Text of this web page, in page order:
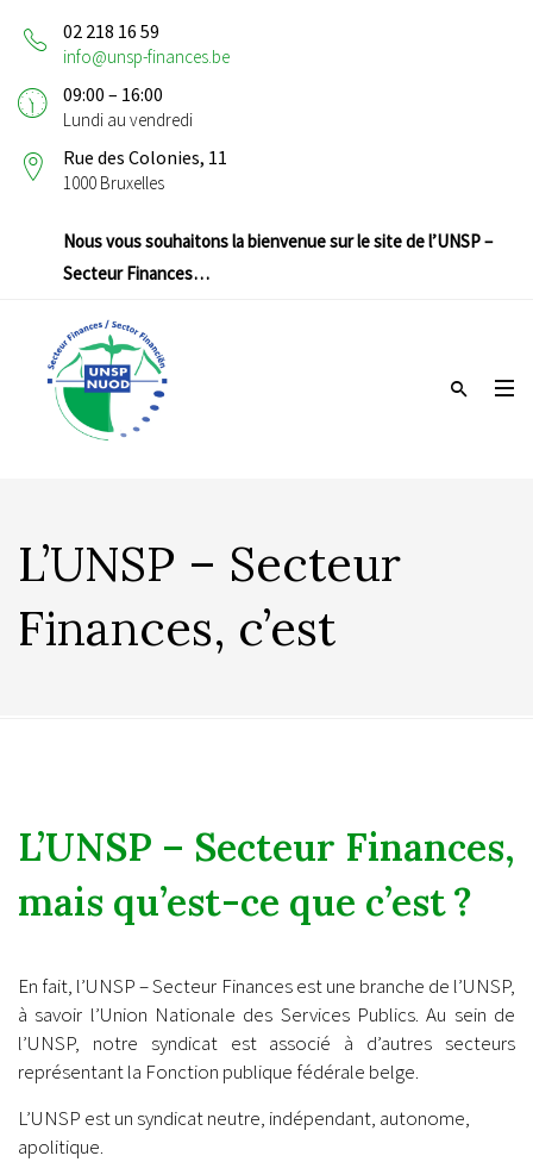
02 218 16 59
info@unsp-finances.be
09:00 – 16:00
Lundi au vendredi
Rue des Colonies, 11
1000 Bruxelles
Nous vous souhaitons la bienvenue sur le site de l’UNSP –
Secteur Finances…
L’UNSP – Secteur
Finances, c’est
L’UNSP – Secteur Finances,
mais qu’est-ce que c’est ?
En fait, l’UNSP – Secteur Finances est une branche de l’UNSP,
à savoir l’Union Nationale des Services Publics. Au sein de
l’UNSP, notre syndicat est associé à d’autres secteurs
représentant la Fonction publique fédérale belge.
L’UNSP est un syndicat neutre, indépendant, autonome,
apolitique.